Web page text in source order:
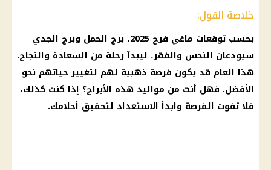
خلاصة القول:
بحسب توقعات ماغي فرح 2025 ، برج الحمل وبرج الجدي
سيودعان النحس والفقر، ليبدآ رحلة من السعادة والنجاح.
هذا العام قد يكون فرصة ذهبية لهم لتغيير حياتهم نحو
الأفضل. فهل أنت من مواليد هذه الأبراج؟ إذا كنت كذلك،
فلا تفوت الفرصة وابدأ الاستعداد لتحقيق أحلامك.